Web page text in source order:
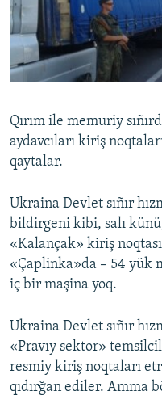
Русский
Українською
Qırım ile memuriy
aydavcıları kiriş
qaytalar.
Ukraina Devlet sıñır
bildirgeni kibi, salı
«Kalançak» kiriş
«Çaplinka»da – 54 yük
iç bir maşina yoq.
Ukraina Devlet sıñır
«Pravıy sektor»
resmiy kiriş noqtaları
qıdırğan ediler. Amma